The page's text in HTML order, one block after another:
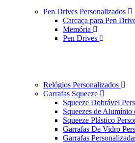
Pen Drives Personalizados
Carcaça para Pen
Memória
Pen Drives
Relógios Personalizados
Garrafas Squeeze
Squeeze Dobrável
Squeezes de Alumínio
Squeeze Plástico
Garrafas De Vidro
Garrafas